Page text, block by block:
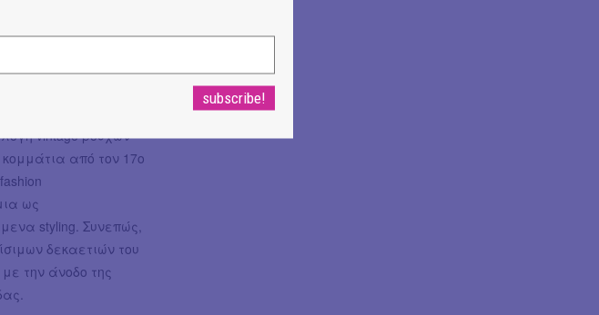
της
κομβικά σημεία
vintage ρούχων
από τον 17ο
ως
styling. Συνεπώς,
δεκαετιών του
με την άνοδο της